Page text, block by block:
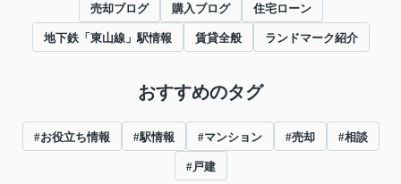
売却ブログ 購入ブログ 住宅ローン
地下鉄「東山線」駅情報 賃貸全般 ランドマーク紹介
おすすめのタグ
#お役立ち情報 #駅情報 #マンション #売却 #相談
#戸建